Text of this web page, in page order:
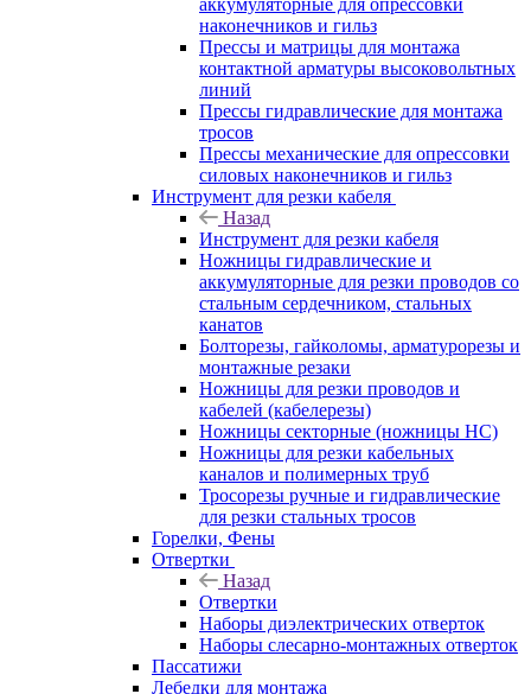
аккумуляторные для опрессовки
наконечников и гильз
Прессы и матрицы для монтажа
контактной арматуры высоковольтных
линий
Прессы гидравлические для монтажа
тросов
Прессы механические для опрессовки
силовых наконечников и гильз
Инструмент для резки кабеля
Назад
Инструмент для резки кабеля
Ножницы гидравлические и
аккумуляторные для резки проводов со
стальным сердечником, стальных
канатов
Болторезы, гайколомы, арматурорезы и
монтажные резаки
Ножницы для резки проводов и
кабелей (кабелерезы)
Ножницы секторные (ножницы НС)
Ножницы для резки кабельных
каналов и полимерных труб
Тросорезы ручные и гидравлические
для резки стальных тросов
Горелки, Фены
Отвертки
Назад
Отвертки
Наборы диэлектрических отверток
Наборы слесарно-монтажных отверток
Пассатижи
Лебедки для монтажа